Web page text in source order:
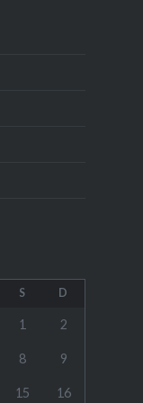
S D
1 2
8 9
15 16